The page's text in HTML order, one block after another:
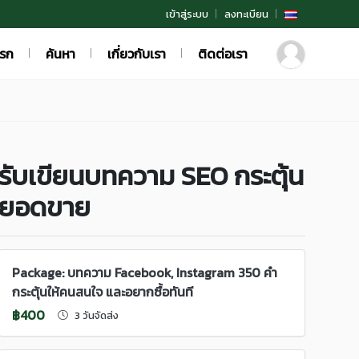
เข้าสู่ระบบ ลงทะเบียน
ก ค้นหา เกี่ยวกับเรา ติดต่อเรา
บเขียนบทความ SEO กระตุ้น
อดขาย
Package: บทความ Facebook, Instagram 350 คำ
กระตุ้นให้คนสนใจ และอยากซื้อทันที
฿400
3 วันจัดส่ง